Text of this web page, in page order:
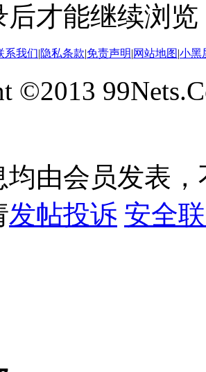
后才能继续浏览
系我们|隐私条款|免责声明|网站地图|小黑
©2013
由会员发表
发帖投诉 安全